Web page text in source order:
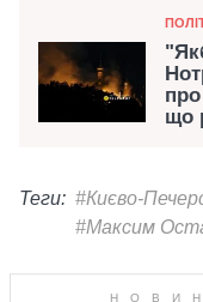
що
Теги: #Києво-
#Максим